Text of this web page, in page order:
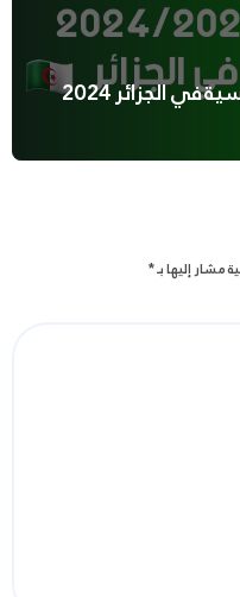
في الجزائر 2024
مشار إليها بـ*